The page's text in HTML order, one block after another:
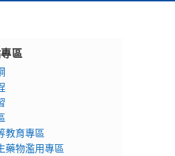
區
教育專區
藥物濫用專區